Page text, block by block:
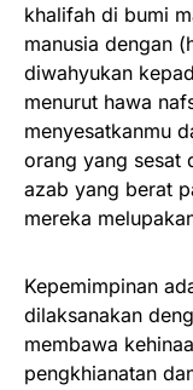
khalifah di bumi
manusia dengan
diwahyukan
menurut hawa
menyesatkanmu
orang yang sesat
azab yang berat
mereka
Kepemimpinan
dilaksanakan
membawa
pengkhianatan